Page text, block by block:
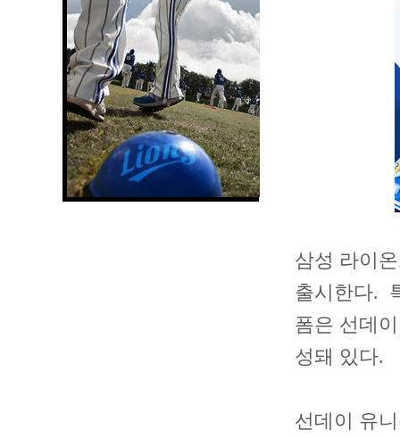
삼성 라이
출시한다.
폼은 선데
성돼 있다.
선데이 유